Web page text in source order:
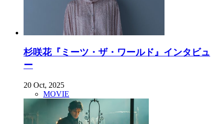
杉咲花『ミーツ・ザ・ワールド』インタビュ
ー
20 Oct, 2025
MOVIE